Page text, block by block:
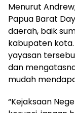
Menurut
Papua Barat
daerah, baik
kabupaten
yayasan
dan
mudah
“Kejaksaan